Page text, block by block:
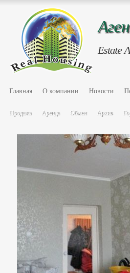
Estate
Главная О компании Новости
Продажа Аренда Обмен Архив